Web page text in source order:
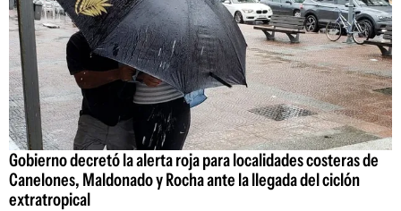
Gobierno decretó la alerta roja para localidades costeras de
Canelones, Maldonado y Rocha ante la llegada del ciclón
extratropical